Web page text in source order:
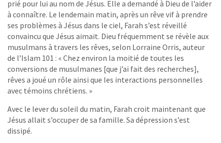
prié pour lui au nom de Jésus. Elle a demandé à Dieu de l’aider
à connaître. Le lendemain matin, après un rêve vif à prendre
ses problèmes à Jésus dans le ciel, Farah s’est réveillé
convaincu que Jésus aimait. Dieu fréquemment se révèle aux
musulmans à travers les rêves, selon Lorraine Orris, auteur
de l’Islam 101 : « Chez environ la moitié de toutes les
conversions de musulmanes [que j’ai fait des recherches],
rêves a joué un rôle ainsi que les interactions personnelles
avec témoins chrétiens. »
Avec le lever du soleil du matin, Farah croit maintenant que
Jésus allait s’occuper de sa famille. Sa dépression s’est
dissipé.